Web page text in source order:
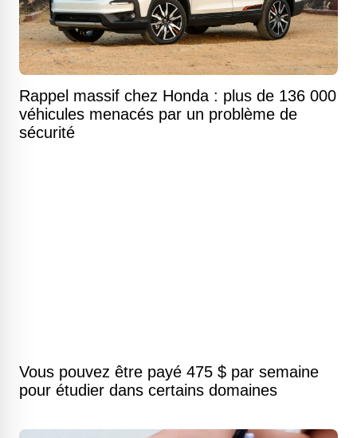
Rappel massif chez Honda : plus de 136 000
véhicules menacés par un problème de
sécurité
Vous pouvez être payé 475 $ par semaine
pour étudier dans certains domaines